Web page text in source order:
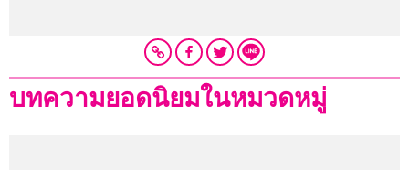
บทความยอดนิยมในหมวดหมู่